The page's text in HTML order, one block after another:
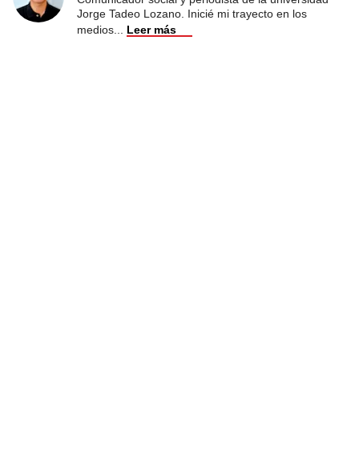
Jorge Tadeo Lozano. Inicié mi trayecto en los
medios
Leer más